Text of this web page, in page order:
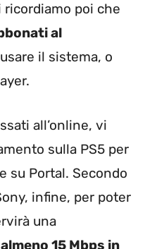
ricordiamo poi che
al
il sistema, o
all’online, vi
sulla PS5 per
su Portal. Secondo
infine, per poter
una
15 Mbps in